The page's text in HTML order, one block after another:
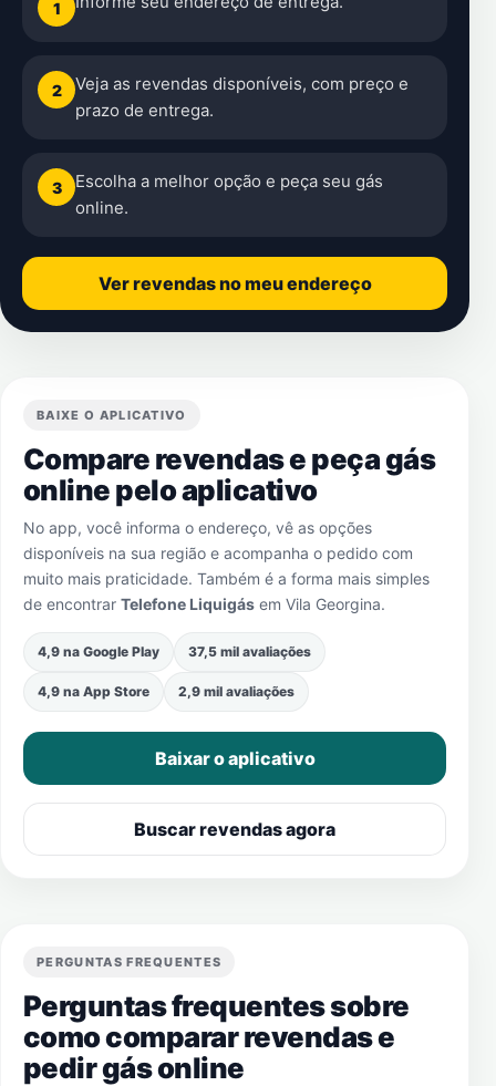
1
2
Veja as revendas disponíveis, com preço e
prazo de entrega.
3
Escolha a melhor opção e peça seu gás
online.
Ver revendas no meu endereço
BAIXE O APLICATIVO
Compare revendas e peça gás
online pelo aplicativo
No app, você informa o endereço, vê as opções
disponíveis na sua região e acompanha o pedido com
muito mais praticidade. Também é a forma mais simples
de encontrar Telefone Liquigás em Vila Georgina.
4,9 na Google Play 37,5 mil avaliações
4,9 na App Store 2,9 mil avaliações
Baixar o aplicativo
Buscar revendas agora
PERGUNTAS FREQUENTES
Perguntas frequentes sobre
como comparar revendas e
pedir gás online